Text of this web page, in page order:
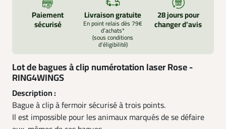
Paiement
sécurisé
Livraison gratuite
En point relais dès 79€
d’achats*
(sous conditions
d'éligibilité)
28 jours pour
changer d’avis
Lot de bagues à clip numérotation laser Rose -
RING4WINGS
Description :
Bague à clip à fermoir sécurisé à trois points.
Il est impossible pour les animaux marqués de se défaire